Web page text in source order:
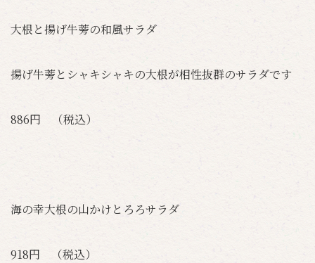
大根と揚げ牛蒡の和風サラダ
揚げ牛蒡とシャキシャキの大根が相性抜群のサラダです
886円 （税込）
海の幸大根の山かけとろろサラダ
918円 （税込）